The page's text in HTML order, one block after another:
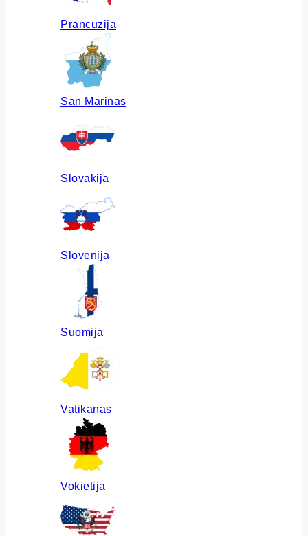
Prancūzija
San Marinas
Slovakija
Slovėnija
Suomija
Vatikanas
Vokietija